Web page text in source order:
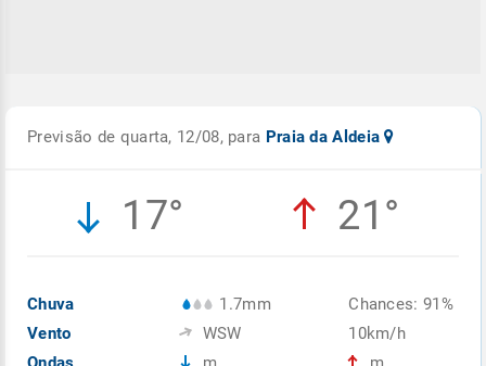
Previsão de quarta, 12/08, para Praia da Aldeia
17° 21°
Chuva
Vento
1.7mm
WSW
Chances: 91%
10km/h